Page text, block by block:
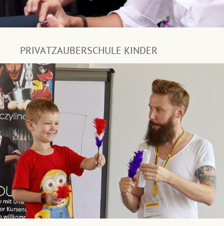
PRIVATZAUBERSCHULE KINDER